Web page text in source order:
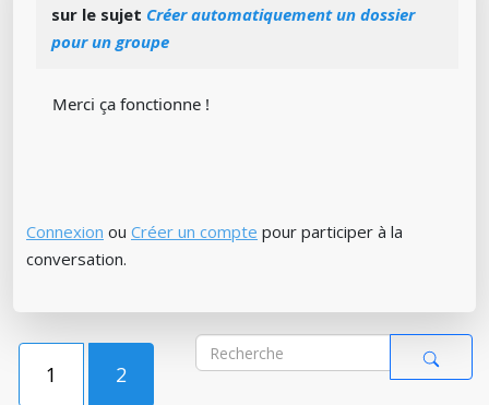
sur le sujet Créer automatiquement un dossier
pour un groupe
Merci ça fonctionne !
Connexion ou Créer un compte pour participer à la
conversation.
1 2